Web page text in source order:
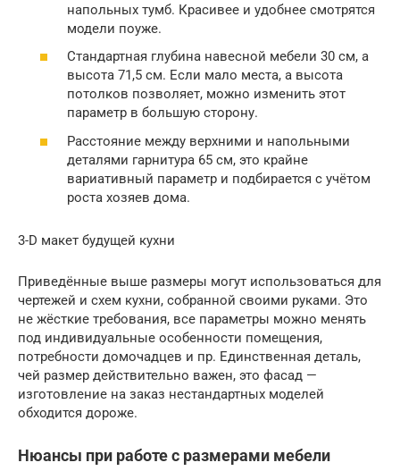
напольных тумб. Красивее и удобнее смотрятся
модели поуже.
Стандартная глубина навесной мебели 30 см, а
высота 71,5 см. Если мало места, а высота
потолков позволяет, можно изменить этот
параметр в большую сторону.
Расстояние между верхними и напольными
деталями гарнитура 65 см, это крайне
вариативный параметр и подбирается с учётом
роста хозяев дома.
3-D макет будущей кухни
Приведённые выше размеры могут использоваться для
чертежей и схем кухни, собранной своими руками. Это
не жёсткие требования, все параметры можно менять
под индивидуальные особенности помещения,
потребности домочадцев и пр. Единственная деталь,
чей размер действительно важен, это фасад —
изготовление на заказ нестандартных моделей
обходится дороже.
Нюансы при работе с размерами мебели